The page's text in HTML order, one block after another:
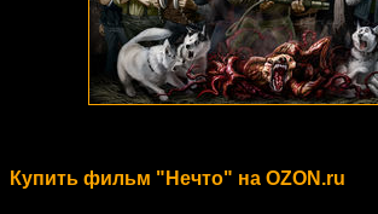
Купить фильм "Нечто" на OZON.ru